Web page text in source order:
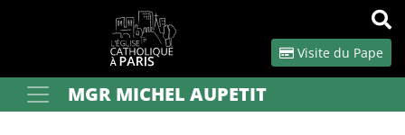
Visite du Pape
Votre rechercheMGR MICHEL AUPETIT
Panneau de gestion des cookies